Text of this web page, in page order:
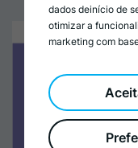
dados deinício de
otimizar a
marketing com